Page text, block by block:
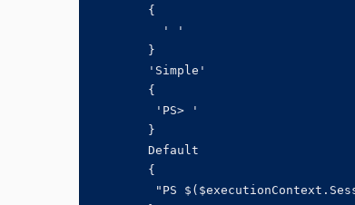
        {
          ' '
        }
        'Simple'
        {
         'PS> '
        }
        Default
        {
"PS